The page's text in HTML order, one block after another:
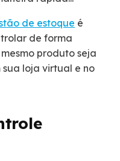
de estoque é
de forma
produto seja
loja virtual e no